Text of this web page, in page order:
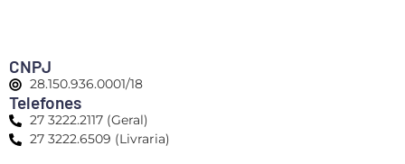
CNPJ
28.150.936.0001/18
Telefones
27 3222.2117 (Geral)
27 3222.6509 (Livraria)